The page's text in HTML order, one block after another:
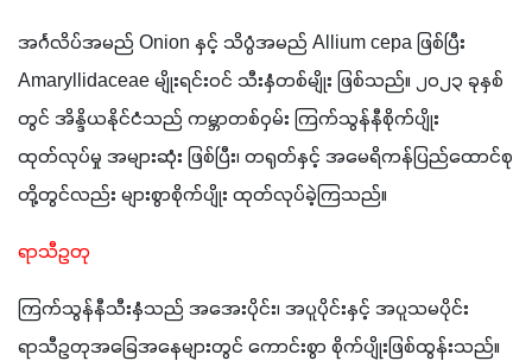
အင်္ဂလိပ်အမည် Onion နှင့် သိပ္ပံအမည် Allium cepa ဖြစ်ပြီး
Amaryllidaceae မျိုးရင်းဝင် သီးနှံတစ်မျိုး ဖြစ်သည်။ ၂၀၂၃ ခုနှစ်
တွင် အိန္ဒိယနိုင်ငံသည် ကမ္ဘာတစ်ဝှမ်း ကြက်သွန်နီစိုက်ပျိုး
ထုတ်လုပ်မှု အများဆုံး ဖြစ်ပြီး၊ တရုတ်နှင့် အမေရိကန်ပြည်ထောင်စု
တို့တွင်လည်း များစွာစိုက်ပျိုး ထုတ်လုပ်ခဲ့ကြသည်။
ရာသီဥတု
ကြက်သွန်နီသီးနှံသည် အအေးပိုင်း၊ အပူပိုင်းနှင့် အပူသမပိုင်း
ရာသီဥတုအခြေအနေများတွင် ကောင်းစွာ စိုက်ပျိုးဖြစ်ထွန်းသည်။